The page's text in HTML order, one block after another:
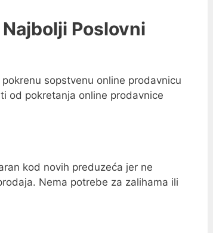
Poslovni
sopstvenu online prodavnicu
od pokretanja online prodavnice
kod novih preduzeća jer ne
Nema potrebe za zalihama ili